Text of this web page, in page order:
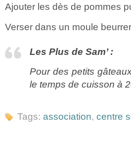
Ajouter les dès de pommes
Verser dans un moule
Les Plus de Sam’ :
Pour des petits
le temps de cuisson à
Tags: association, centre